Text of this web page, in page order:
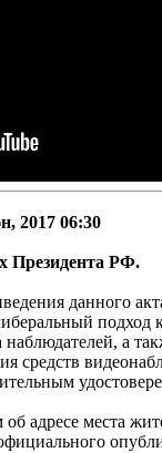
2017 06:30
Президента РФ.
данного
подход
а
средств
адресе места